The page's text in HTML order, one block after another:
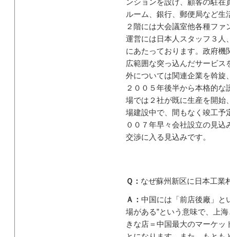
ンションを設け、顧客の駐
ルーム、銀行、郵便局など生
２階には大会議室他各種フ
運営には日本人スタッフ３人
にあたっております。政府機
広範囲な突っ込んだサービス
外については関連企業を斡旋
２００５年後半から本格的
場では２社が既に生産を開始
場建設中で、間もなく竣工予
００７年早々会社設立の見
交渉に入る見込みです。
Ｑ： なぜ蘇州新区に日本工業
Ａ： 中国には「前店後廠」と
場がある”という意味で、上
きな店＝中国最大のマーケ